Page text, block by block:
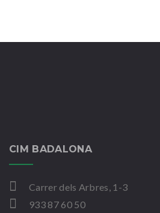
CIM BADALONA
Carrer dels Arbres, 1-3
933 87 60 50